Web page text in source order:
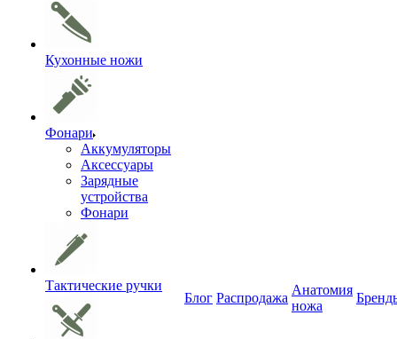
Кухонные ножи
Фонари
Аккумуляторы
Аксессуары
Зарядные
устройства
Фонари
Тактические ручки
Блог Распродажа
Анатомия
ножа